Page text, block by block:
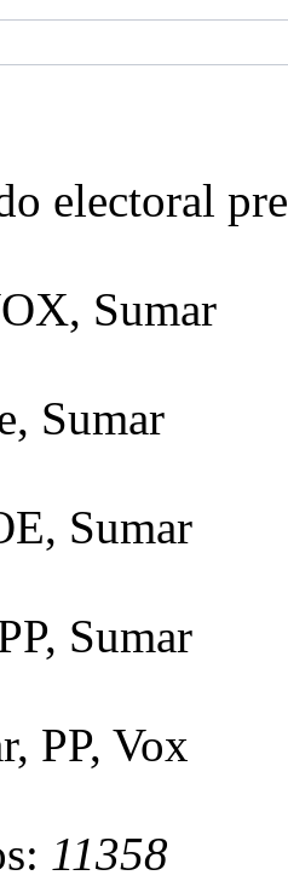
electoral
Sumar
Sumar
Sumar
Sumar
PP, Vox
11358